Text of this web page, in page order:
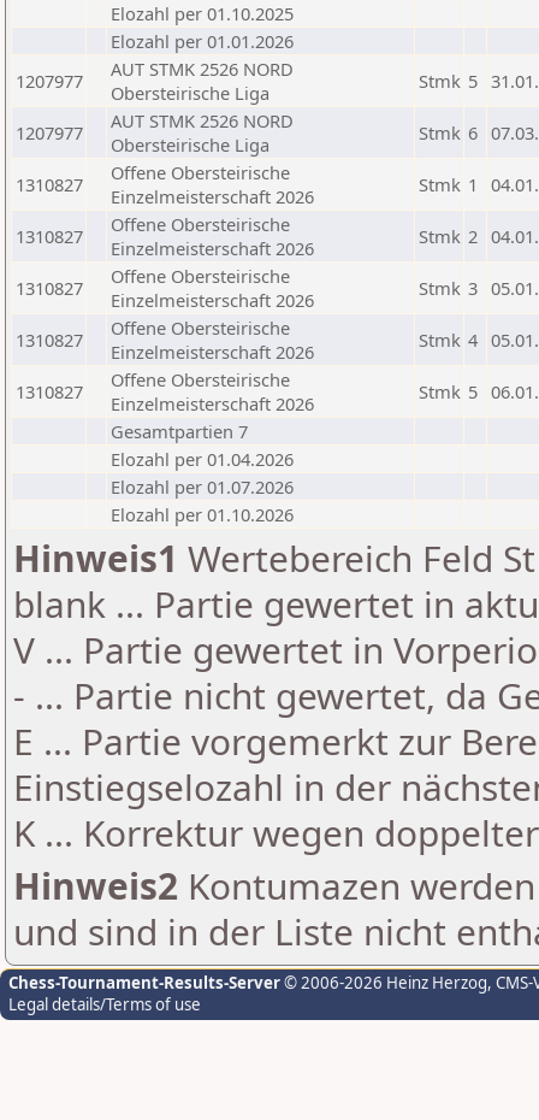
Elozahl per 01.10.2025
Elozahl per 01.01.2026
1207977
AUT STMK 2526 NORD
Obersteirische Liga
Stmk 5
1207977
AUT STMK 2526 NORD
Obersteirische Liga
Stmk 6
1310827
Offene Obersteirische
Einzelmeisterschaft 2026
Stmk 1
1310827
Offene Obersteirische
Einzelmeisterschaft 2026
Stmk 2
1310827
Offene Obersteirische
Einzelmeisterschaft 2026
Stmk 3
1310827
Offene Obersteirische
Einzelmeisterschaft 2026
Stmk 4
1310827
Offene Obersteirische
Einzelmeisterschaft 2026
Stmk 5
Gesamtpartien 7
Elozahl per 01.04.2026
Elozahl per 01.07.2026
Elozahl per 01.10.2026
Hinweis1 Wertebereich Feld
blank ... Partie gewertet in
V ... Partie gewertet in
- ... Partie nicht gewertet, da
E ... Partie vorgemerkt zur
Einstiegselozahl in der
K ... Korrektur wegen
Hinweis2 Kontumazen
und sind in der Liste nicht
Chess-Tournament-Results-Server© 2006-2026 Heinz Herzog,
Legal details/Terms of use